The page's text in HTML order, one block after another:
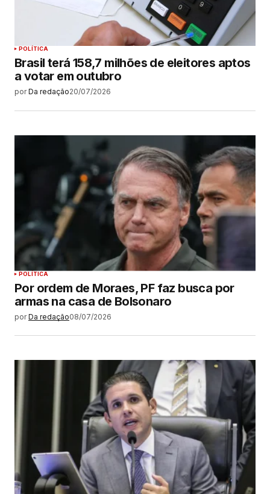
POLÍTICA
Brasil terá 158,7 milhões de eleitores aptos
a votar em outubro
por Da redação20/07/2026
POLÍTICA
Por ordem de Moraes, PF faz busca por
armas na casa de Bolsonaro
por Da redação08/07/2026